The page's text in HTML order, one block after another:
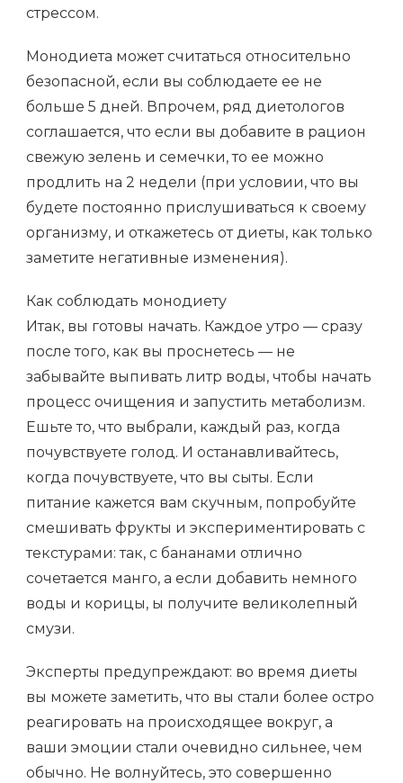
стрессом.
Монодиета может считаться относительно
безопасной, если вы соблюдаете ее не
больше 5 дней. Впрочем, ряд диетологов
соглашается, что если вы добавите в рацион
свежую зелень и семечки, то ее можно
продлить на 2 недели (при условии, что вы
будете постоянно прислушиваться к своему
организму, и откажетесь от диеты, как только
заметите негативные изменения).
Как соблюдать монодиету
Итак, вы готовы начать. Каждое утро — сразу
после того, как вы проснетесь — не
забывайте выпивать литр воды, чтобы начать
процесс очищения и запустить метаболизм.
Ешьте то, что выбрали, каждый раз, когда
почувствуете голод. И останавливайтесь,
когда почувствуете, что вы сыты. Если
питание кажется вам скучным, попробуйте
смешивать фрукты и экспериментировать с
текстурами: так, с бананами отлично
сочетается манго, а если добавить немного
воды и корицы, ы получите великолепный
смузи.
Эксперты предупреждают: во время диеты
вы можете заметить, что вы стали более остро
реагировать на происходящее вокруг, а
ваши эмоции стали очевидно сильнее, чем
обычно. Не волнуйтесь, это совершенно